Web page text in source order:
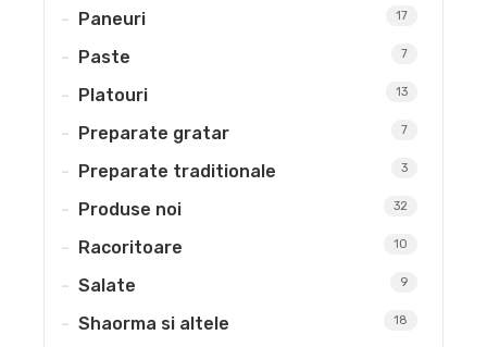
Paneuri 17
Paste 7
Platouri 13
Preparate gratar 7
Preparate traditionale 3
Produse noi 32
Racoritoare 10
Salate 9
Shaorma si altele 18